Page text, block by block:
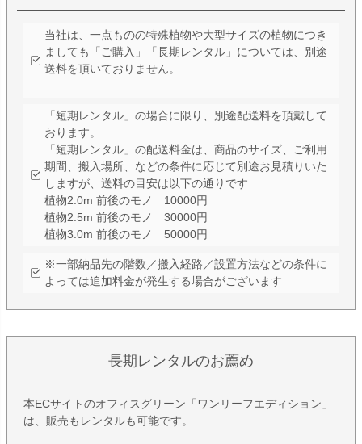
当社は、一点ものの特殊植物や大型サイズの植物につき
ましても「ご購入」「長期レンタル」については、別途
送料を頂いておりません。
「短期レンタル」の場合に限り、別途配送料を頂戴して
おります。
「短期レンタル」の配送料金は、商品のサイズ、ご利用
期間、搬入場所、などの条件に応じて別途お見積りいた
しますが、送料の目安は以下の通りです
植物2.0m 前後のモノ 10000円
植物2.5m 前後のモノ 30000円
植物3.0m 前後のモノ 50000円
※一部納品先の階数／搬入経路／設置方法などの条件に
よっては追加料金が発生する場合がございます
長期レンタルのお薦め
本ECサイトのオフィスグリーン「ワンリーフエディション」
は、販売もレンタルも可能です。